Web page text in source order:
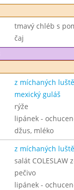
tmavý chléb s
čaj
z míchaných
mexický guláš
rýže
lipánek -
džus, mléko
z míchaných
salát COLESLAW
pečivo
lipánek -